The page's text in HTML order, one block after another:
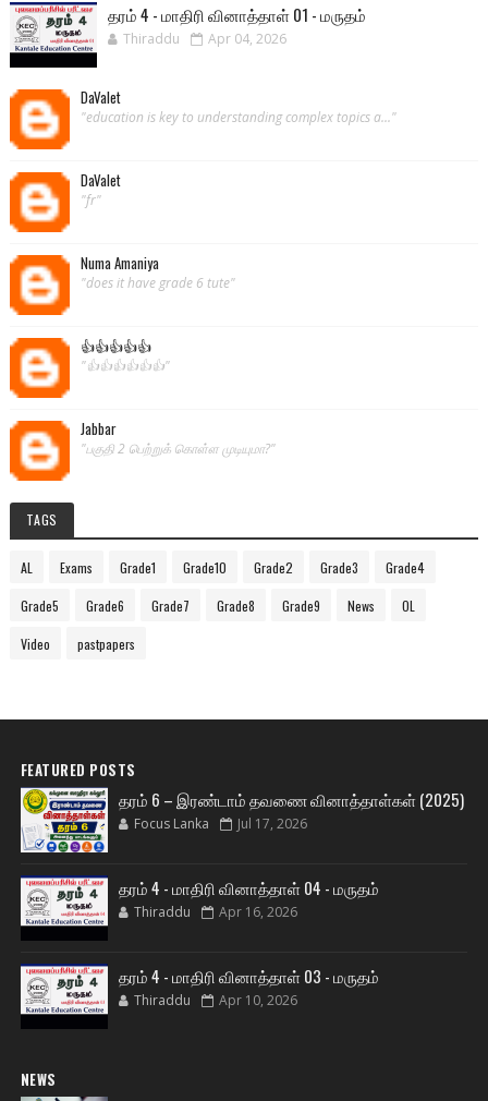
தரம் 4 - மாதிரி வினாத்தாள் 01 - மருதம்
Thiraddu Apr 04, 2026
DaValet
"education is key to understanding complex topics a..."
DaValet
"fr"
Numa Amaniya
"does it have grade 6 tute"
👍👍👍👍👍
"👍👍👍👍👍👍"
Jabbar
"பகுதி 2 பெற்றுக் கொள்ள முடியுமா?"
TAGS
AL Exams Grade1 Grade10 Grade2 Grade3 Grade4
Grade5 Grade6 Grade7 Grade8 Grade9 News OL
Video pastpapers
FEATURED POSTS
தரம் 6 – இரண்டாம் தவணை வினாத்தாள்கள் (2025)
Focus Lanka Jul 17, 2026
தரம் 4 - மாதிரி வினாத்தாள் 04 - மருதம்
Thiraddu Apr 16, 2026
தரம் 4 - மாதிரி வினாத்தாள் 03 - மருதம்
Thiraddu Apr 10, 2026
NEWS